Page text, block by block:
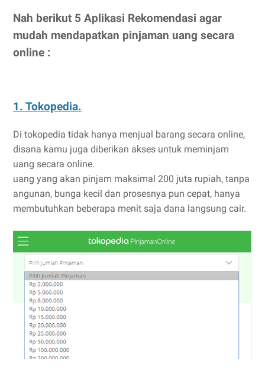
Nah berikut 5 Aplikasi Rekomendasi agar
mudah mendapatkan pinjaman uang secara
online :
1. Tokopedia.
Di tokopedia tidak hanya menjual barang secara online,
disana kamu juga diberikan akses untuk meminjam
uang secara online.
uang yang akan pinjam maksimal 200 juta rupiah, tanpa
angunan, bunga kecil dan prosesnya pun cepat, hanya
membutuhkan beberapa menit saja dana langsung cair.